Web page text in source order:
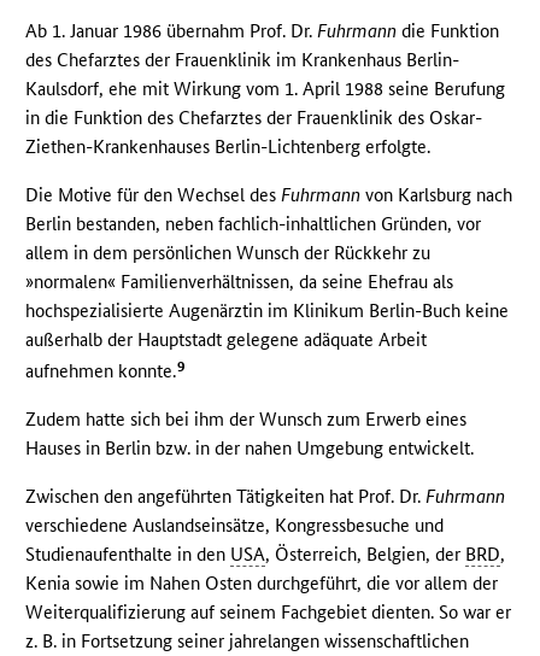
Ab 1. Januar 1986 übernahm Prof. Dr.Fuhrmann die Funktion
des Chefarztes der Frauenklinik im Krankenhaus Berlin-
Kaulsdorf, ehe mit Wirkung vom 1. April 1988 seine Berufung
in die Funktion des Chefarztes der Frauenklinik des Oskar-
Ziethen-Krankenhauses Berlin-Lichtenberg erfolgte.
Die Motive für den Wechsel desFuhrmann von Karlsburg nach
Berlin bestanden, neben fachlich-inhaltlichen Gründen, vor
allem in dem persönlichen Wunsch der Rückkehr zu
»normalen« Familienverhältnissen, da seine Ehefrau als
hochspezialisierte Augenärztin im Klinikum Berlin-Buch keine
außerhalb der Hauptstadt gelegene adäquate Arbeit
aufnehmen konnte.9
Zudem hatte sich bei ihm der Wunsch zum Erwerb eines
Hauses in Berlin bzw. in der nahen Umgebung entwickelt.
Zwischen den angeführten Tätigkeiten hat Prof. Dr.Fuhrmann
verschiedene Auslandseinsätze, Kongressbesuche und
Studienaufenthalte in den USA, Österreich, Belgien, der BRD,
Kenia sowie im Nahen Osten durchgeführt, die vor allem der
Weiterqualifizierung auf seinem Fachgebiet dienten. So war er
z. B. in Fortsetzung seiner jahrelangen wissenschaftlichen